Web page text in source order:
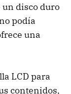
un disco duro
podía
una
LCD para
contenidos,